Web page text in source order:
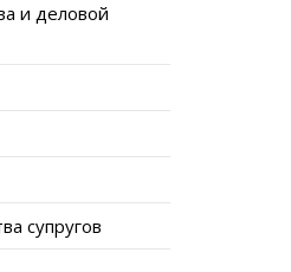
и деловой
супругов